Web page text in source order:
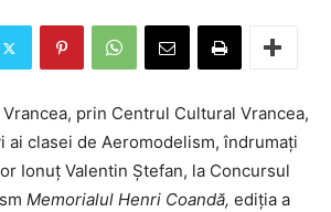
prin Centrul Cultural Vrancea,
ai clasei de Aeromodelism, îndrumați
Ionuț Valentin Ștefan, la Concursul
Memorialul Henri Coandă, ediția a